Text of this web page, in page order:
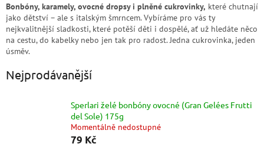
Bonbóny, karamely, ovocné dropsy i plněné cukrovinky, které chutnají
jako dětství – ale s italským šmrncem. Vybíráme pro vás ty
nejkvalitnější sladkosti, které potěší děti i dospělé, ať už hledáte něco
na cestu, do kabelky nebo jen tak pro radost. Jedna cukrovinka, jeden
úsměv.
Nejprodávanější
Sperlari želé bonbóny ovocné (Gran Gelées Frutti
del Sole) 175g
Momentálně nedostupné
79 Kč